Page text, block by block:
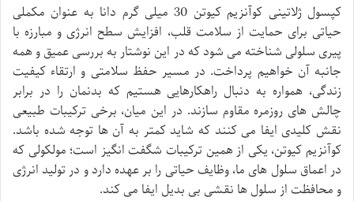
کپسول ژلاتینی کوآنزیم کیوتن 30 میلی گرم دانا به عنوان مکملی
حیاتی برای حمایت از سلامت قلب، افزایش سطح انرژی و مبارزه با
پیری سلولی شناخته می شود که در این نوشتار به بررسی عمیق و همه
جانبه آن خواهیم پرداخت. در مسیر حفظ سلامتی و ارتقاء کیفیت
زندگی، همواره به دنبال راهکارهایی هستیم که بدنمان را در برابر
چالش های روزمره مقاوم سازند. در این میان، برخی ترکیبات طبیعی
نقش کلیدی ایفا می کنند که شاید کمتر به آن ها توجه شده باشد.
کوآنزیم کیوتن، یکی از همین ترکیبات شگفت انگیز است؛ مولکولی که
در اعماق سلول های ما، وظایف حیاتی را بر عهده دارد و در تولید انرژی
و محافظت از سلول ها نقشی بی بدیل ایفا می کند.